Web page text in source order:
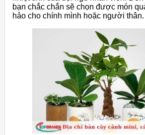
bạn chắc chắn sẽ chọn được món
hảo cho chính mình hoặc người thân.